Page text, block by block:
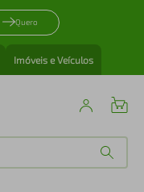
Quero
Imóveis e Veículos